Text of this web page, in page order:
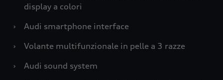
display a colori
›
Audi smartphone interface
›
Volante multifunzionale in pelle a 3 razze
›
Audi sound system